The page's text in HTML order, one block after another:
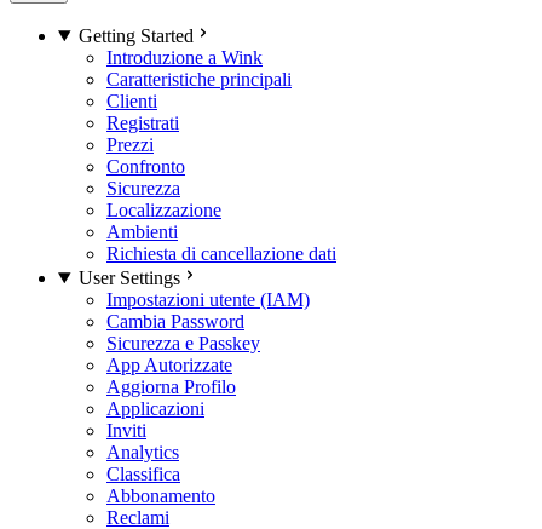
Getting Started
Introduzione a Wink
Caratteristiche principali
Clienti
Registrati
Prezzi
Confronto
Sicurezza
Localizzazione
Ambienti
Richiesta di cancellazione dati
User Settings
Impostazioni utente (IAM)
Cambia Password
Sicurezza e Passkey
App Autorizzate
Aggiorna Profilo
Applicazioni
Inviti
Analytics
Classifica
Abbonamento
Reclami